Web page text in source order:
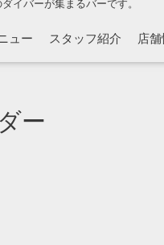
イバーが集まるバーです。
ュー スタッフ紹介 店
ー